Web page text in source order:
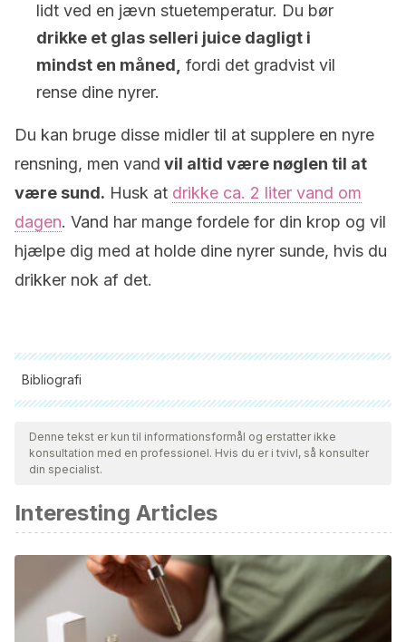
lidt ved en jævn stuetemperatur. Du bør
drikke et glas selleri juice dagligt i
mindst en måned, fordi det gradvist vil
rense dine nyrer.
Du kan bruge disse midler til at supplere en nyre
rensning, men vand vil altid være nøglen til at
være sund. Husk at drikke ca. 2 liter vand om
dagen. Vand har mange fordele for din krop og vil
hjælpe dig med at holde dine nyrer sunde, hvis du
drikker nok af det.
Bibliografi
Alle citerede kilder blev grundigt gennemgået af vores team
for at sikre deres kvalitet, pålidelighed, aktualitet og validitet.
Bibliografien i denne artikel blev betragtet som pålidelig og af
National Kidney and Urologic Diseases Information
Clearinghouse. (2009). Los riñones y cómo funcionan.
National Institute of Health.
https://doi.org/10.1371/journal.pcbi.1004171
Escuela de Medicina. (1997). DIABETES MELLITUS :
Definición y Etiopatogenia. Diabetes Mellitus:Definicion Y
Denne tekst er kun til informationsformål og erstatter ikke
konsultation med en professionel. Hvis du er i tvivl, så konsulter
din specialist.
Interesting Articles